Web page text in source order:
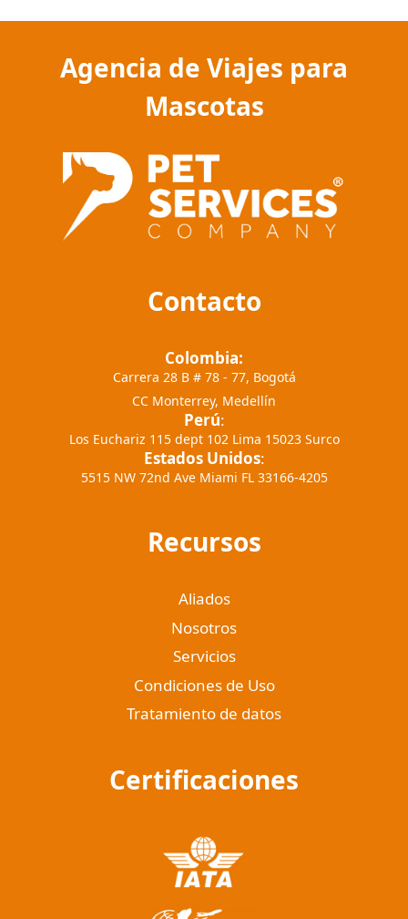
Agencia de Viajes para
Mascotas
Contacto
Colombia:
Carrera 28 B # 78 - 77, Bogotá
CC Monterrey, Medellín
Perú:
Los Euchariz 115 dept 102 Lima 15023 Surco
Estados Unidos:
5515 NW 72nd Ave Miami FL 33166-4205
Recursos
Aliados
Nosotros
Servicios
Condiciones de Uso
Tratamiento de datos
Certificaciones